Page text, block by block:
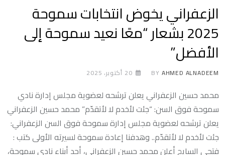
الزعفراني يخوض انتخابات سموحة
2025 بشعار “معًا نعيد سموحة إلى
الأفضل”
BY AHMED ALNADEEM 20 أكتوبر، 2025
محمد حسين الزعفراني يعلن ترشحه لعضوية مجلس إدارة نادي
سموحة فوق السن: “جئت لأخدم لا لأتقدّم” محمد حسين الزعفراني
يعلن ترشحه لعضوية مجلس إدارة سموحة فوق السن الزعفراني:
جئت لأخدم لا لأتقدّم.. وهدفنا إعادة سموحة لسيرته الأولى كتب :
فتحي السايح أعلن محمد حسين الزعفراني، أحد أبناء نادي سموحة،